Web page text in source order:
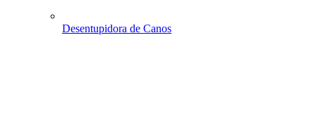
Desentupidora de Canos